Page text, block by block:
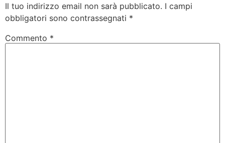
Il tuo indirizzo email non sarà pubblicato. I campi
obbligatori sono contrassegnati *
Commento *